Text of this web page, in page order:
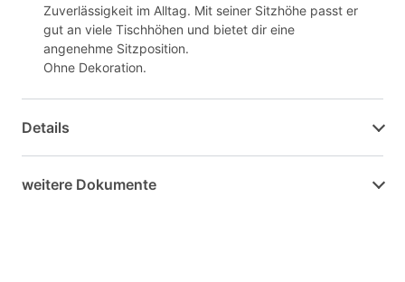
Zuverlässigkeit im Alltag. Mit seiner Sitzhöhe passt er
gut an viele Tischhöhen und bietet dir eine
angenehme Sitzposition.
Ohne Dekoration.
Details
weitere Dokumente